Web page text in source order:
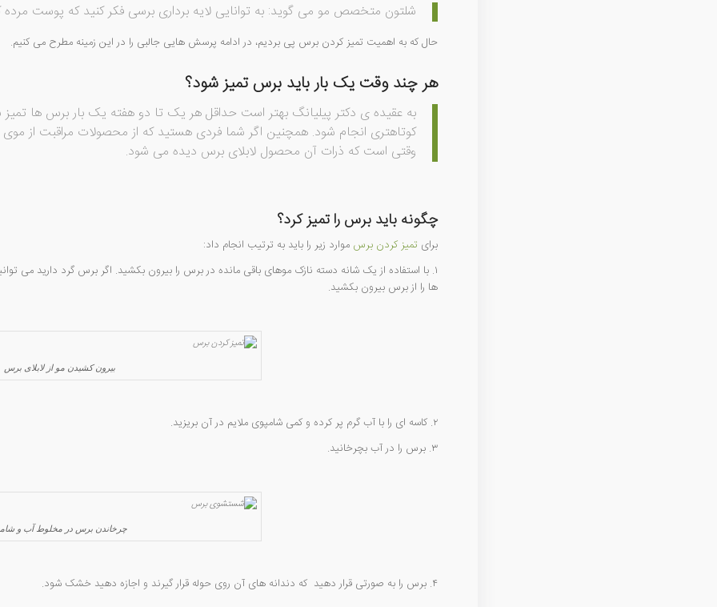
شلتون متخصص مو می گوید: به توانایی لایه برداری برسی فکر کنید که پوست
حال که به اهمیت تمیز کردن برس پی بردیم، در ادامه پرسش هایی جالبی را در این زمینه مطرح می کنیم.
هرچند وقت یک بار باید برس تمیز شود؟
به عقیده ‌ی دکتر پیلیانگ بهتر است حداقل هر یک تا دو هفته یک بار برس ها تمیز
کوتاهتری انجام شود. همچنین اگر شما فردی هستید که از محصولات مراقبت از
وقتی است که ذرات آن محصول لابلای برس دیده می شود.
چگونه باید برس را تمیز کرد؟
برای تمیز کردن برس موارد زیر را باید به ترتیب انجام داد:
۱. با استفاده از یک شانه دسته نازک موهای باقی مانده در برس را بیرون بکشید. اگر برس گرد دارید
ها را از برس بیرون بکشید.
بیرون کشیدن مو از لابلای برس
۲. کاسه ای را با آب گرم پر کرده و کمی شامپوی ملایم در آن بریزید.
۳. برس را در آب بچرخانید.
چرخاندن برس در مخلوط آب و
۴. برس را به صورتی قرار دهید که دندانه های آن روی حوله قرار گیرند و اجازه دهید خشک شود.